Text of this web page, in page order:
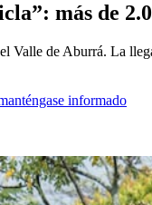
más de
Valle de Aburrá. La
informado